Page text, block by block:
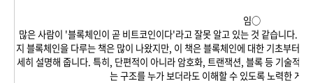
임○
많은 사람이 '블록체인이 곧 비트코인이다'라고 잘못 알고 있는 것 같습니다.
지 블록체인을 다루는 책은 많이 나왔지만, 이 책은 블록체인에 대한 기초부터
세히 설명해 줍니다. 특히, 단편적이 아니라 암호화, 트랜잭션, 블록 등 기술적
는 구조를 누가 보더라도 이해할 수 있도록 노력한 게